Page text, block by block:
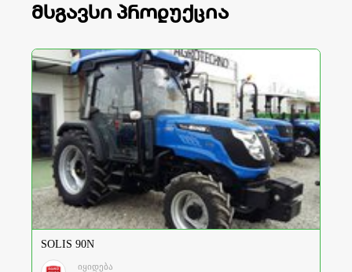
მსგავსი პროდუქცია
SOLIS 90N
იყიდება